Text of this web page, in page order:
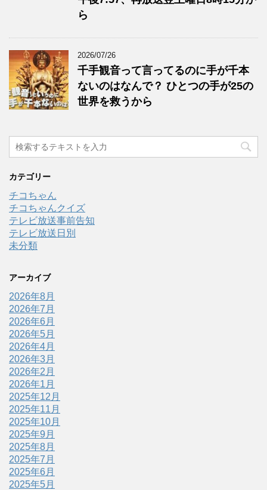
ら
2026/07/26
千手観音って言ってるのに手が千本
ないのはなんで？ ひとつの手が25の
世界を救うから
カテゴリー
チコちゃん
チコちゃんクイズ
テレビ放送事前告知
テレビ放送日別
未分類
アーカイブ
2026年8月
2026年7月
2026年6月
2026年5月
2026年4月
2026年3月
2026年2月
2026年1月
2025年12月
2025年11月
2025年10月
2025年9月
2025年8月
2025年7月
2025年6月
2025年5月